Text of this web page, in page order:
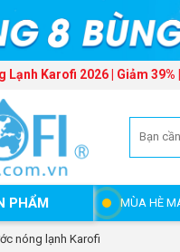
Lạnh Karofi 2026 | Giảm 39%
PHẨM MÙA HÈ
nóng lạnh Karofi